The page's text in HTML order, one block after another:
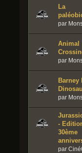
La
par
Animal
par
Barney
par
-
30ème
par